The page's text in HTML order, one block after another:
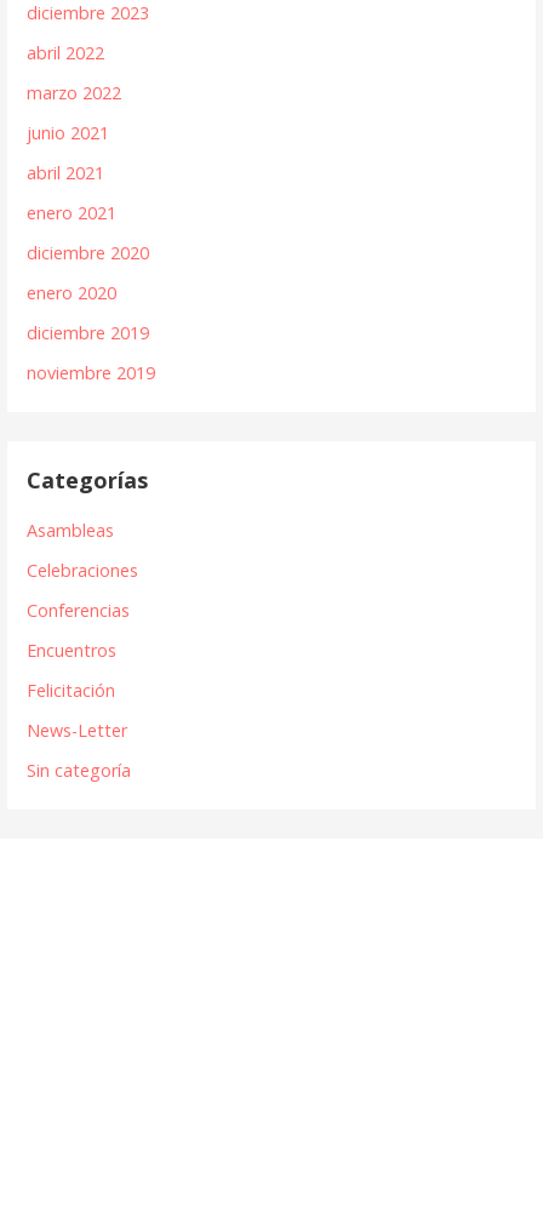
diciembre 2023
abril 2022
marzo 2022
junio 2021
abril 2021
enero 2021
diciembre 2020
enero 2020
diciembre 2019
noviembre 2019
Categorías
Asambleas
Celebraciones
Conferencias
Encuentros
Felicitación
News-Letter
Sin categoría